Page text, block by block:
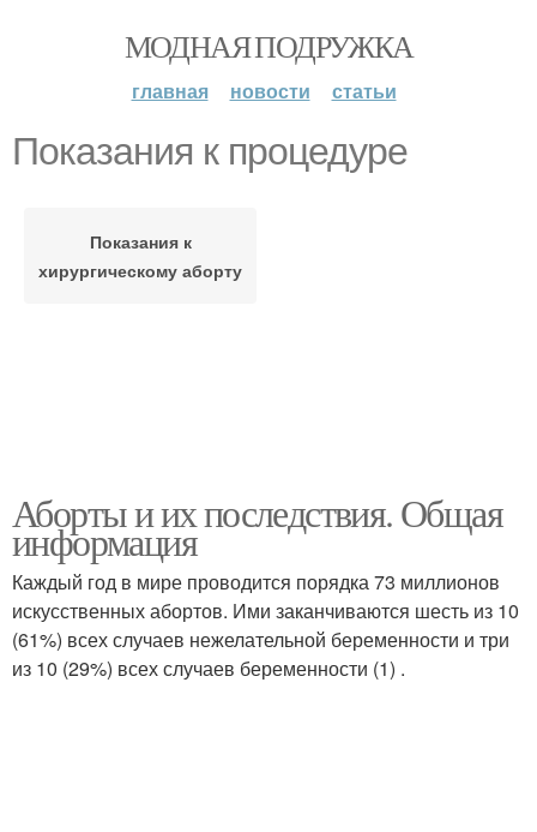
МОДНАЯ ПОДРУЖКА
главная новости статьи
Показания к процедуре
Показания к
хирургическому аборту
Аборты и их последствия. Общая
информация
Каждый год в мире проводится порядка 73 миллионов
искусственных абортов. Ими заканчиваются шесть из 10
(61%) всех случаев нежелательной беременности и три
из 10 (29%) всех случаев беременности (1) .